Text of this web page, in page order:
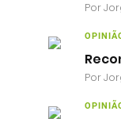
Por
Por